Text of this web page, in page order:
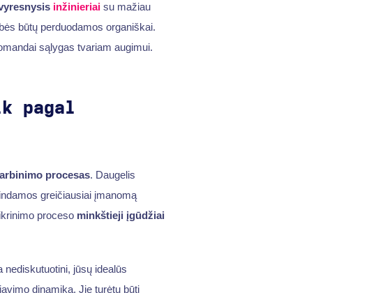
inžinieriaisu mažiau
būtų perduodamos organiškai.
sąlygas tvariam augimui.
pagal
procesas. Daugelis
greičiausiai įmanomą
proceso minkštieji įgūdžiai
nediskutuotini, jūsų idealūs
dinamiką. Jie turėtų būti